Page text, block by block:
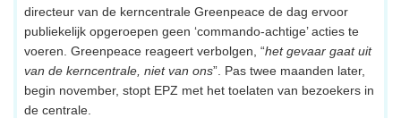
directeur van de kerncentrale Greenpeace de dag ervoor
publiekelijk opgeroepen geen ‘commando-achtige’ acties te
voeren. Greenpeace reageert verbolgen, “het gevaar gaat uit
van de kerncentrale, niet van ons”. Pas twee maanden later,
begin november, stopt EPZ met het toelaten van bezoekers in
de centrale.